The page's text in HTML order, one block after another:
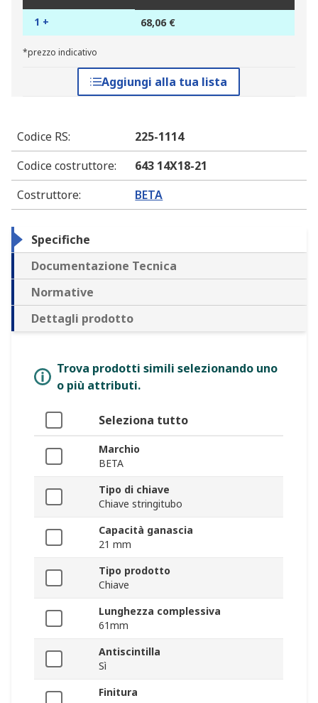
1 + 68,06 €
*prezzo indicativo
Aggiungi alla tua lista
Codice RS:
225-1114
Codice costruttore:
643 14X18-21
Costruttore: BETA
Specifiche
Documentazione Tecnica
Normative
Dettagli prodotto
Trova prodotti simili selezionando uno
o più attributi.
Seleziona tutto
Marchio
BETA
Tipo di chiave
Chiave stringitubo
Capacità ganascia
21 mm
Tipo prodotto
Chiave
Lunghezza complessiva
61mm
Antiscintilla
Sì
Finitura